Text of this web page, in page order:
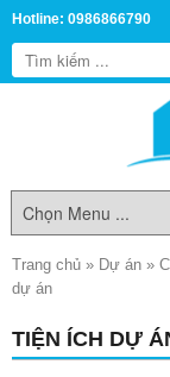
Hotline: 0986866790
Trang chủ » Dự án »
dự án
TIỆN ÍCH DỰ